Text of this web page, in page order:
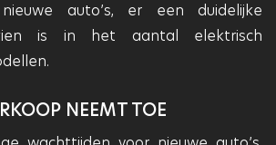
auto’s, er een duidelijke
is in het aantal elektrisch
NEEMT TOE